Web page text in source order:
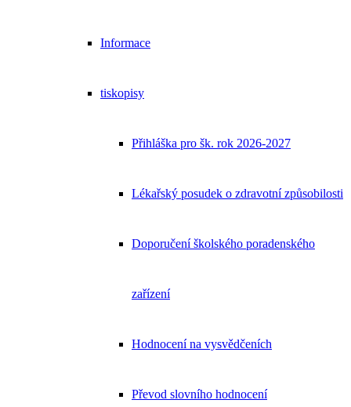
Informace
tiskopisy
Přihláška pro šk. rok 2026-2027
Lékařský posudek o zdravotní způsobilosti
Doporučení školského poradenského
zařízení
Hodnocení na vysvědčeních
Převod slovního hodnocení